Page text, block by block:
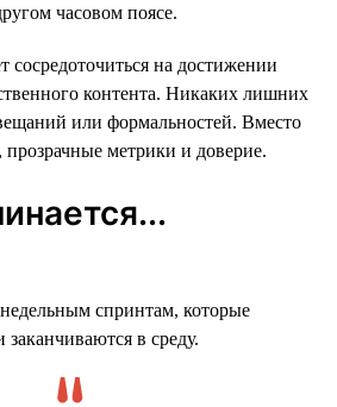
часовом поясе.
сосредоточиться на достижении
контента. Никаких лишних
или формальностей. Вместо
прозрачные метрики и доверие.
спринтам, которые
заканчиваются в среду.